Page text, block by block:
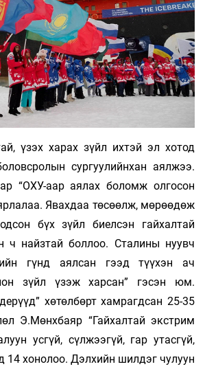
үзэх харах зүйл ихтэй эл хотод
сургуулийнхан аялжээ.
“ОХУ-аар аялах боломж олгосон
Явахдаа төсөөлж, мөрөөдөж
бүх зүйл биелсэн гайхалтай
ч найзтай боллоо. Сталины нуувч
гүнд аялсан гээд түүхэн ач
зүйл үзэж харсан” гэсэн юм.
хөтөлбөрт хамрагдсан 25-35
Э.Мөнхбаяр “Гайхалтай экстрим
усгүй, сүлжээгүй, гар утасгүй,
14 хонолоо. Дэлхийн шилдэг чулуун